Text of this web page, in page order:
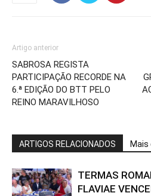
Artigo anterior
SABROSA REGISTA
PARTICIPAÇÃO RECORDE NA
6.ª EDIÇÃO DO BTT PELO
REINO MARAVILHOSO
ARTIGOS RELACIONADOS Mais
TERMAS
FLAVIAE